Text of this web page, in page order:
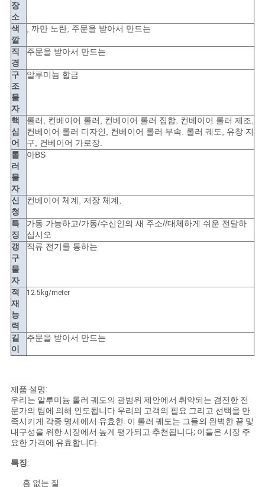
장
소
색
깔
, 까만 노란, 주문을 받아서 만드는
직
경
주문을 받아서 만드는
구
조
물
자
알루미늄 합금
핵
심
어
롤러, 컨베이어 롤러, 컨베이어 롤러 집합, 컨베이어 롤러 제조,
컨베이어 롤러 디자인, 컨베이어 롤러 부속. 롤러 궤도, 유창 지
구, 컨베이어 가로장.
롤
러
물
자
아BS
신
청
컨베이어 체계, 저장 체계,
특
징
가동 가능하고/가동/수신인의 새 주소//대체하게 쉬운 전달하
십시오
갱
구
물
자
직류 전기를 통하는
적
재
능
력
12.5kg/meter
길
이
주문을 받아서 만드는
제품 설명:
우리는 알루미늄 롤러 궤도의 광범위 제안에서 취약되는 겸전한 전
문가의 팀에 의해 인도됩니다 우리의 고객의 필요 그리고 선택을 만
족시키게 각종 명세에서 유효한. 이 롤러 궤도는 그들의 완벽한 끝 및
내구성을 위한 시장에서 높게 평가되고 추천됩니다; 이들은 시장 주
요한 가격에 유효합니다.
특징:
흠 없는 질